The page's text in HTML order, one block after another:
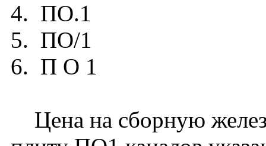
4. ПО.1
5. ПО/1
6. П О 1
Цена на сборную